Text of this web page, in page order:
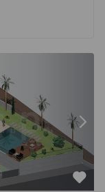
da Ovelha -